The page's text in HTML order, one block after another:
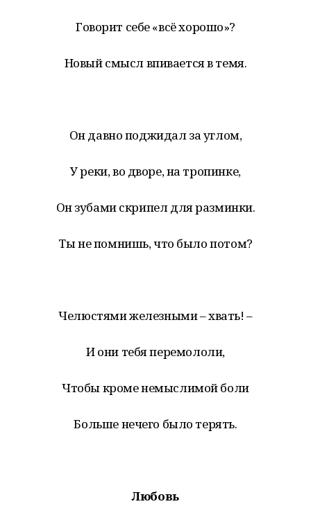
Говорит себе «всё хорошо»?
Новый смысл впивается в темя.
Он давно поджидал за углом,
У реки, во дворе, на тропинке,
Он зубами скрипел для разминки.
Ты не помнишь, что было потом?
Челюстями железными – хвать! –
И они тебя перемололи,
Чтобы кроме немыслимой боли
Больше нечего было терять.
Любовь